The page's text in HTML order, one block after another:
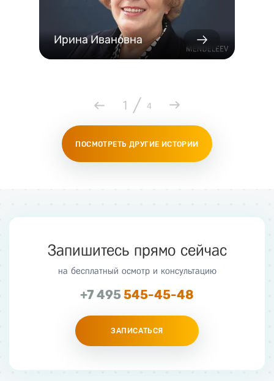
Ирина Ивановна
1 / 4
ПОСМОТРЕТЬ ДРУГИЕ ИСТОРИИ
Запишитесь прямо сейчас
на бесплатный осмотр и консультацию
ЗАПИСАТЬСЯ
+7 495545-45-48